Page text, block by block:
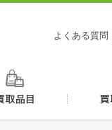
価値あるものを、
よくある質問
ての方へ 買